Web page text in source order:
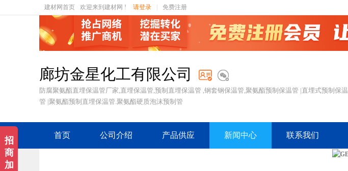
建材网首页 欢迎来到建材网 ! 请登录 免费注册
廊坊金星化工有限公司
防腐聚氨酯直埋保温管厂家,直埋保温管,预制直埋保温管 ,钢套钢保温管,聚氨酯预制保温管 |直埋式预制保温
管 |聚氨酯预制直埋保温管.聚氨酯硬质泡沫预制管
首页 公司介绍 产品供应 新闻中心 联系我们
招
商
加